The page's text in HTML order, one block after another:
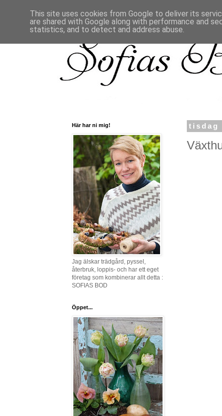
tisdag
Här har ni mig!
Jag älskar trädgård, pyssel,
återbruk, loppis- och har ett eget
företag som kombinerar allt detta :
SOFIAS BOD
Öppet...
This site uses cookies from Google to deliver its
are shared with Google along with performance and
statistics, and to detect and address abuse.